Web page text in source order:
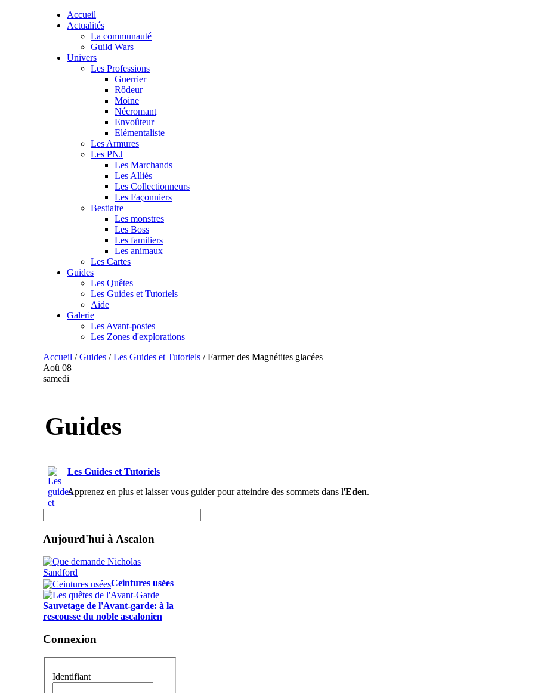
Accueil
Actualités
La communauté
Guild Wars
Univers
Les Professions
Guerrier
Rôdeur
Moine
Nécromant
Envoûteur
Elémentaliste
Les Armures
Les PNJ
Les Marchands
Les Alliés
Les Collectionneurs
Les Façonniers
Bestiaire
Les monstres
Les Boss
Les familiers
Les animaux
Les Cartes
Guides
Les Quêtes
Les Guides et Tutoriels
Aide
Galerie
Les Avant-postes
Les Zones d'explorations
Accueil /Guides /Les Guides et Tutoriels /Farmer des Magnétites glacées
Aoû 08
samedi
Guides
Les Guides et Tutoriels
Apprenez en plus et laisser vous guider pour atteindre des sommets dans l'Eden.
Aujourd'hui à Ascalon
Ceintures usées
Sauvetage de l'Avant-garde: à la
rescousse du noble ascalonien
Connexion
Identifiant